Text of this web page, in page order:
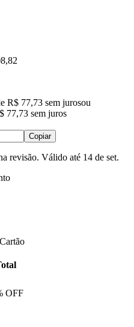
,82
R$ 77,73 sem jurosou
77,73 sem juros
Copiar
revisão. Válido até 14 de set.
OFF